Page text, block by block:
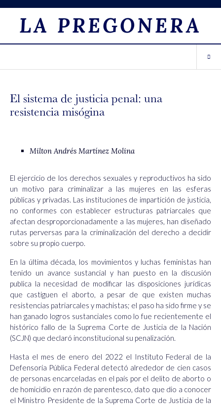
LA PREGONERA
El sistema de justicia penal: una
resistencia misógina
Milton Andrés Martínez Molina
El ejercicio de los derechos sexuales y reproductivos ha sido
un motivo para criminalizar a las mujeres en las esferas
públicas y privadas. Las instituciones de impartición de justicia,
no conformes con establecer estructuras patriarcales que
afectan desproporcionadamente a las mujeres, han diseñado
rutas perversas para la criminalización del derecho a decidir
sobre su propio cuerpo.
En la última década, los movimientos y luchas feministas han
tenido un avance sustancial y han puesto en la discusión
publica la necesidad de modificar las disposiciones jurídicas
que castiguen el aborto, a pesar de que existen muchas
resistencias patriarcales y machistas; el paso ha sido firme y se
han ganado logros sustanciales como lo fue recientemente el
histórico fallo de la Suprema Corte de Justicia de la Nación
(SCJN) que declaró inconstitucional su penalización.
Hasta el mes de enero del 2022 el Instituto Federal de la
Defensoría Pública Federal detectó alrededor de cien casos
de personas encarceladas en el país por el delito de aborto o
de homicidio en razón de parentesco, dato que dio a conocer
el Ministro Presidente de la Suprema Corte de Justicia de la